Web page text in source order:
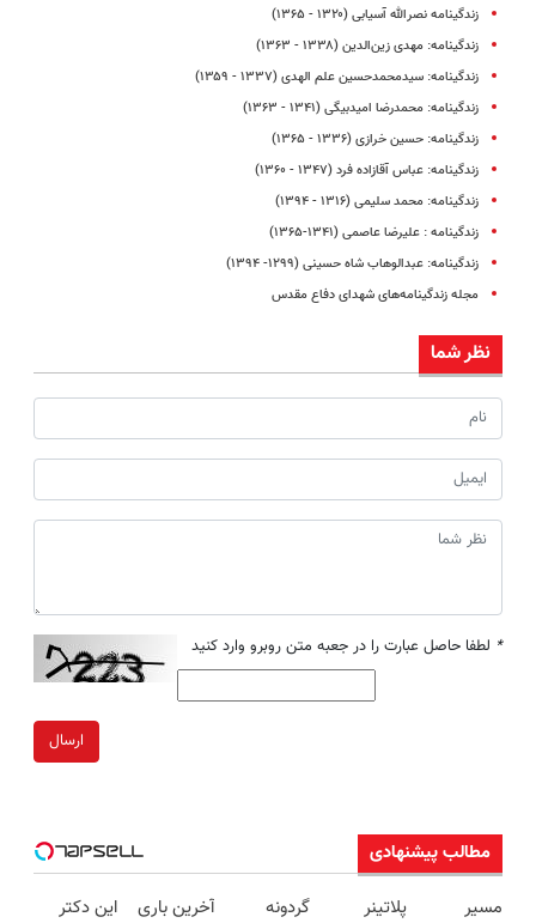
زندگینامه نصرالله آسیابی (۱۳۲۰ - ۱۳۶۵)
زندگینامه: مهدی زین‌الدین (۱۳۳۸ - ۱۳۶۳)
زندگینامه: سیدمحمدحسین علم الهدی (۱۳۳۷ - ۱۳۵۹)
زندگینامه: محمدرضا امیدبیگی (۱۳۴۱ - ۱۳۶۳)
زندگینامه: حسین خرازی (۱۳۳۶ - ۱۳۶۵)
زندگینامه: عباس آقازاده‌ فرد (۱۳۴۷ - ۱۳۶۰)
زندگینامه: محمد سلیمی (۱۳۱۶ - ۱۳۹۴)
زندگینامه : علیرضا عاصمی (۱۳۴۱-۱۳۶۵)
زندگینامه: عبدالوهاب شاه‌ حسینی (۱۲۹۹- ۱۳۹۴)
مجله زندگینامه‌های شهدای دفاع مقدس
نظر شما
* لطفا حاصل عبارت را در جعبه متن روبرو وارد کنید
ارسال
مطالب پیشنهادی
مسیر
پلاتینر
گردونه
آخرین باری
این دکتر